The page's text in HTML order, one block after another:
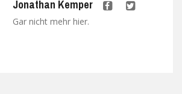
Jonathan Kemper
Gar nicht mehr hier.